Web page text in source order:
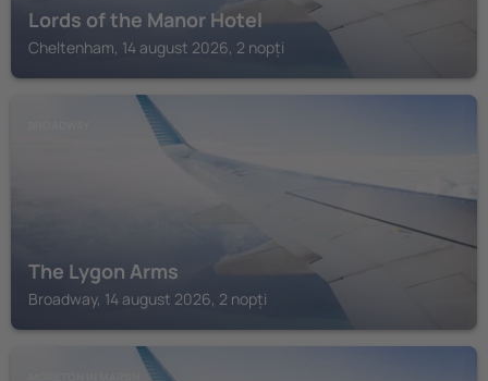
Lords of the Manor Hotel
Cheltenham, 14 august 2026, 2 nopți
The Lygon Arms
Broadway, 14 august 2026, 2 nopți